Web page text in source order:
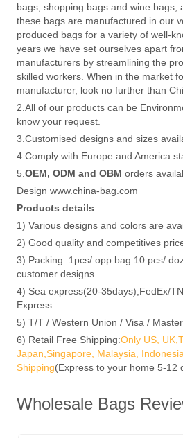
bags, shopping bags and wine bags,
these bags are manufactured in our
produced bags for a variety of well-
years we have set ourselves apart
manufacturers by streamlining the
skilled workers. When in the market
manufacturer, look no further than
2.All of our products can be
know your request.
3.Customised designs and sizes
4.Comply with Europe and America
5. OEM, ODM and OBM orders
Design www.china-bag.com
Products details:
1) Various designs and colors are
2) Good quality and competitives
3) Packing: 1pcs/ opp bag 10 pcs/
customer designs
4) Sea express(20-35days),FedEx/
Express.
5) T/T / Western Union / Visa /
6) Retail Free Shipping:Only US,
Japan,Singapore, Malaysia,
Shipping(Express to your home 5-12
Wholesale Bags